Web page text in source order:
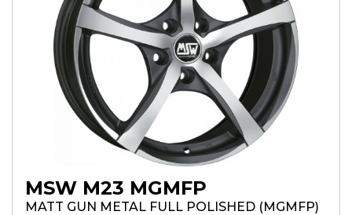
MSW M23 MGMFP
MATT GUN METAL FULL POLISHED (MGMFP)